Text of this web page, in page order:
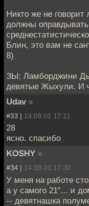
Никто же не
должны
Блин, это вам не
8)
ЗЫ: Ламборджини
девятые Жыхули. И
Udav »
#33 | 14.09.01 17:11
28
ясно. спасибо
KOSHY »
#34 | 14.09.01 17:30
У меня на работе
а у самого 21"... и
-- девятнашка